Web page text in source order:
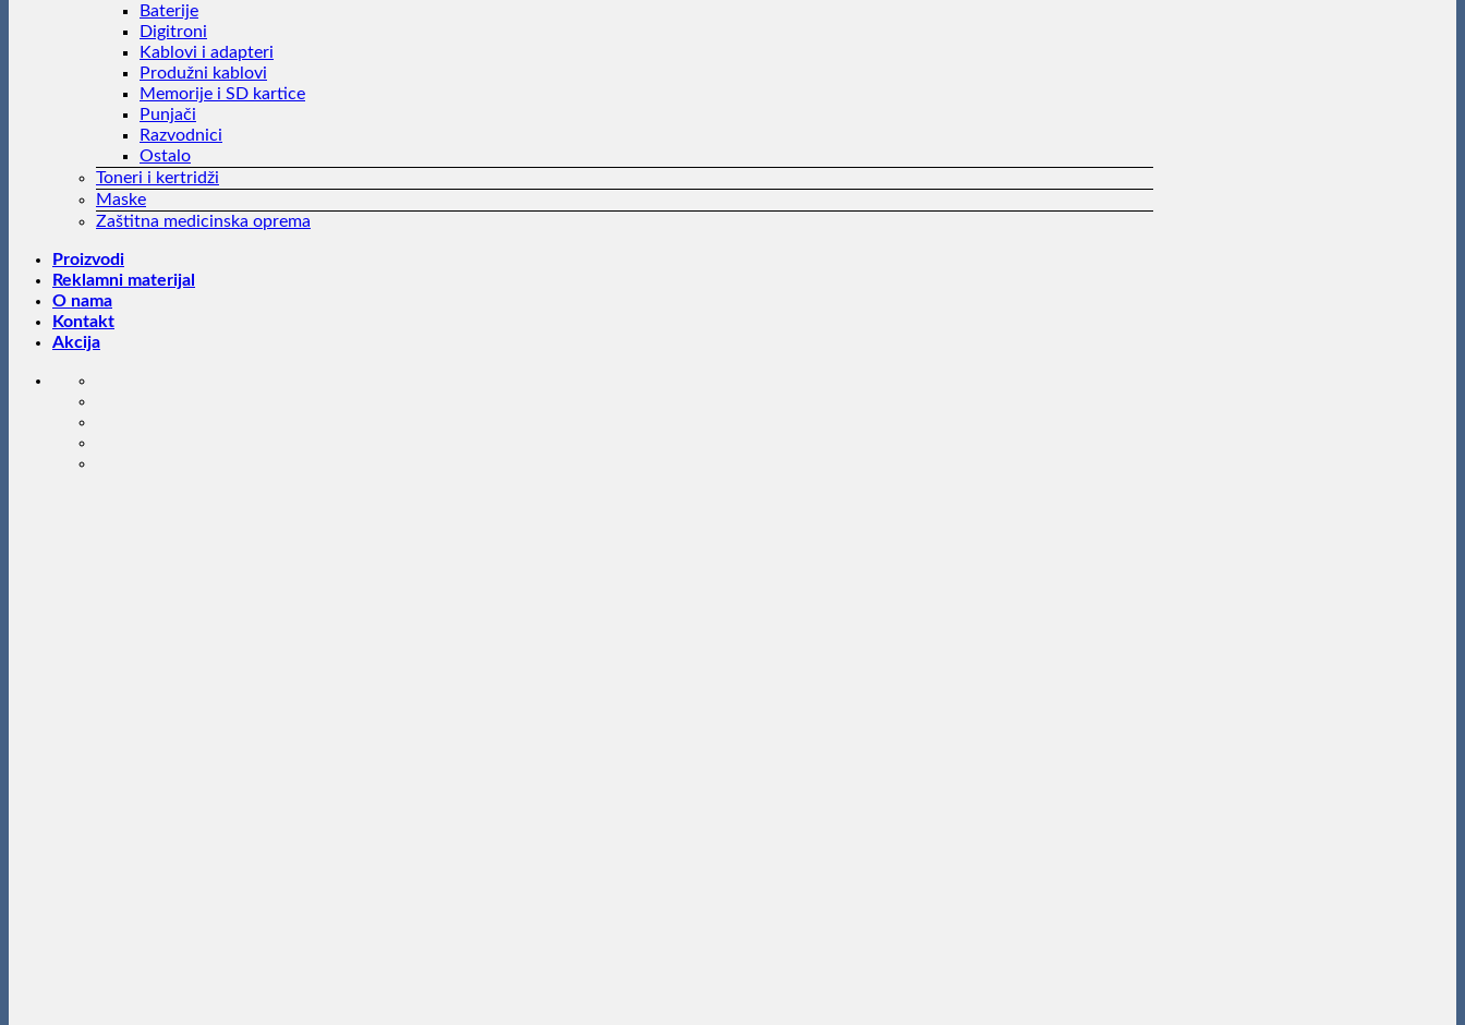
Baterije
Digitroni
Kablovi i adapteri
Produžni kablovi
Memorije i SD kartice
Punjači
Razvodnici
Ostalo
Toneri i kertridži
Maske
Zaštitna medicinska oprema
Proizvodi
Reklamni materijal
O nama
Kontakt
Akcija